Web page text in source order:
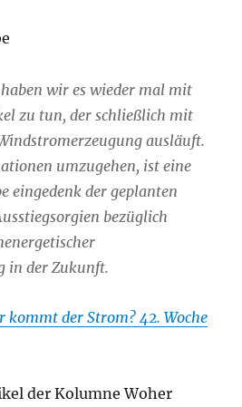
haben wir es wieder mal mit
zu tun, der schließlich mit
ausläuft.
umzugehen, ist eine
eingedenk der geplanten
bezüglich
in der Zukunft.
kommt der Strom? 42. Woche
der Kolumne Woher